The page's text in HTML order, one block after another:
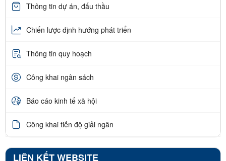
Thông tin dự án, đấu thầu
Chiến lược định hướng phát triển
Thông tin quy hoạch
Công khai ngân sách
Báo cáo kinh tế xã hội
Công khai tiến độ giải ngân
LIÊN KẾT WEBSITE